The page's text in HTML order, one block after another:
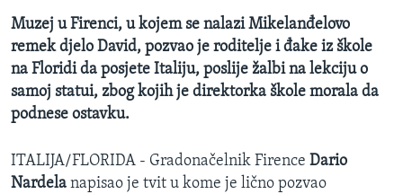
Jezici
Muzej u Firenci, u kojem se nalazi Mikelanđelovo
remek djelo David, pozvao je roditelje i đake iz škole
na Floridi da posjete Italiju, poslije žalbi na lekciju o
samoj statui, zbog kojih je direktorka škole morala da
podnese ostavku.
ITALIJA/FLORIDA - Gradonačelnik Firence Dario
Nardela napisao je tvit u kome je lično pozvao